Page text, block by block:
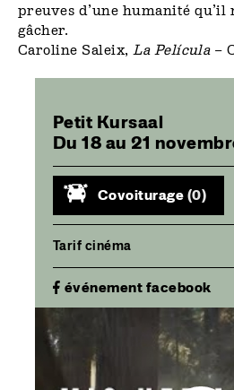
preuves d’une humanité qu’il
gâcher.
Caroline Saleix, La Película–
Petit Kursaal
Du 18 au 21
Covoiturage (0)
Tarif cinéma
événement facebook